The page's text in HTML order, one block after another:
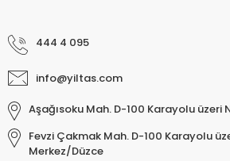
444 4 095
info@yiltas.com
Aşağısoku Mah. D-100 Karayolu üzeri
Fevzi Çakmak Mah. D-100 Karayolu
Merkez/Düzce